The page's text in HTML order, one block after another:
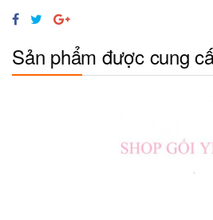
Sản phẩm được cung